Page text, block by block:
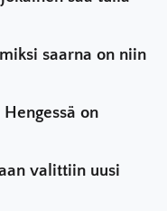
saarna on niin
on
valittiin uusi